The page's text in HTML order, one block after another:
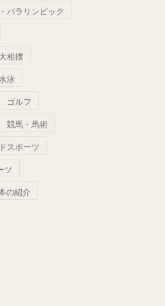
パラリンピック
相撲
泳
ゴルフ
競馬・馬術
スポーツ
ツ
の紹介